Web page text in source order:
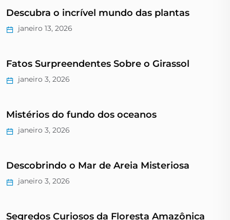
Descubra o incrível mundo das plantas
janeiro 13, 2026
Fatos Surpreendentes Sobre o Girassol
janeiro 3, 2026
Mistérios do fundo dos oceanos
janeiro 3, 2026
Descobrindo o Mar de Areia Misteriosa
janeiro 3, 2026
Segredos Curiosos da Floresta Amazônica